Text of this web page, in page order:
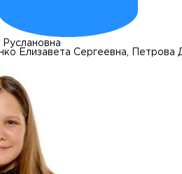
Руслановна
Елизавета Сергеевна, Петрова